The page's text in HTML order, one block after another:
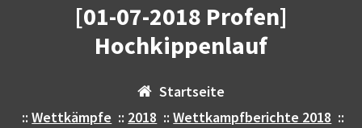
[01-07-2018 Profen]
Hochkippenlauf
Startseite
::Wettkämpfe :: 2018 ::Wettkampfberichte 2018 ::